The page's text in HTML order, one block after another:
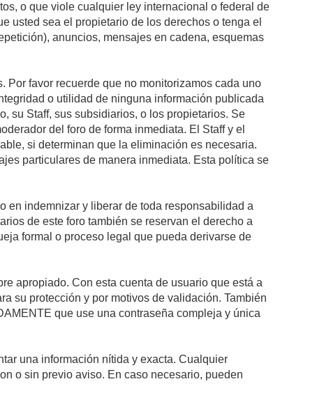
o que viole cualquier ley internacional o federal de
usted sea el propietario de los derechos o tenga el
anuncios, mensajes en cadena, esquemas
Por favor recuerde que no monitorizamos cada uno
o utilidad de ninguna información publicada
su Staff, sus subsidiarios, o los propietarios. Se
del foro de forma inmediata. El Staff y el
si determinan que la eliminación es necesaria.
particulares de manera inmediata. Esta política se
en indemnizar y liberar de toda responsabilidad a
de este foro también se reservan el derecho a
formal o proceso legal que pueda derivarse de
apropiado. Con esta cuenta de usuario que está a
su protección y por motivos de validación. También
que use una contraseña compleja y única
una información nítida y exacta. Cualquier
o sin previo aviso. En caso necesario, pueden